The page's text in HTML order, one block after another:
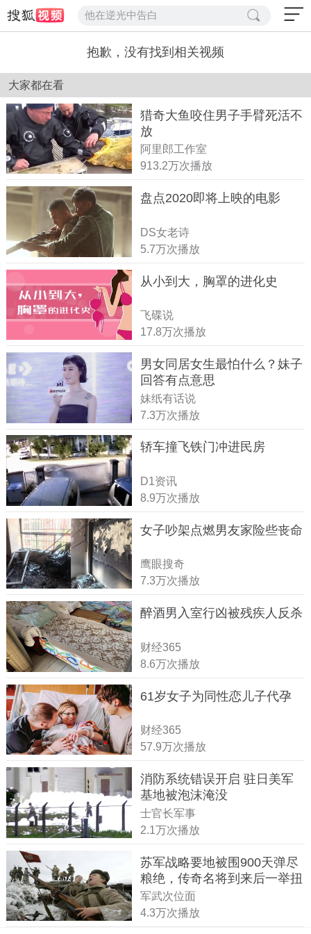
他在逆光中告白
抱歉，没有找到相关视频
大家都在看
猎奇大鱼咬住男子手臂死活不
放
阿里郎工作室
913.2万次播放
盘点2020即将上映的电影
DS女老诗
5.7万次播放
从小到大，胸罩的进化史
飞碟说
17.8万次播放
男女同居女生最怕什么？妹子
回答有点意思
妹纸有话说
7.3万次播放
轿车撞飞铁门冲进民房
D1资讯
8.9万次播放
女子吵架点燃男友家险些丧命
鹰眼搜奇
7.3万次播放
醉酒男入室行凶被残疾人反杀
财经365
8.6万次播放
61岁女子为同性恋儿子代孕
财经365
57.9万次播放
消防系统错误开启 驻日美军
基地被泡沫淹没
士官长军事
2.1万次播放
苏军战略要地被围900天弹尽
粮绝，传奇名将到来后一举扭
转战局
军武次位面
4.3万次播放